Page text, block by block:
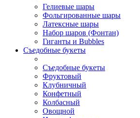
Гелиевые шары
Фольгированные шары
Латексные шары
Набор шаров (Фонтан)
Гиганты и Bubbles
Съедобные букеты
Съедобные букеты
Фруктовый
Клубничный
Конфетный
Колбасный
Овощной